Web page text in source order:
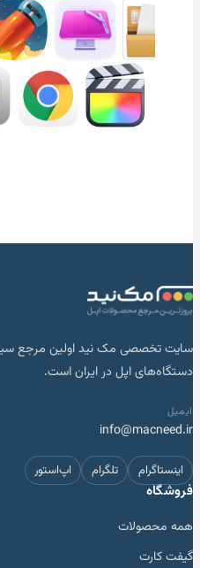
سایت تخصصی مک نید اولین مرجع
دستگاه‌های اپل در ایران است.
ایمیل
info@macneed.ir
اینستاگرام تلگرام اپ‌استور
فروشگاه
همه محصولات
گیفت کارت